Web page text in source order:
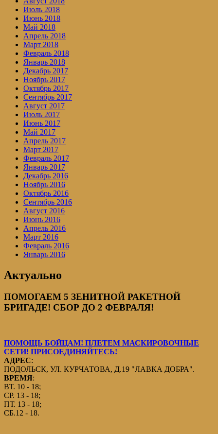
Июль 2018
Июнь 2018
Май 2018
Апрель 2018
Март 2018
Февраль 2018
Январь 2018
Декабрь 2017
Ноябрь 2017
Октябрь 2017
Сентябрь 2017
Август 2017
Июль 2017
Июнь 2017
Май 2017
Апрель 2017
Март 2017
Февраль 2017
Январь 2017
Декабрь 2016
Ноябрь 2016
Октябрь 2016
Сентябрь 2016
Август 2016
Июнь 2016
Апрель 2016
Март 2016
Февраль 2016
Январь 2016
Актуально
ПОМОГАЕМ 5 ЗЕНИТНОЙ РАКЕТНОЙ
БРИГАДЕ! СБОР ДО 2 ФЕВРАЛЯ!
ПОМОЩЬ БОЙЦАМ! ПЛЕТЕМ МАСКИРОВОЧНЫЕ
СЕТИ! ПРИСОЕДИНЯЙТЕСЬ!
АДРЕС:
ПОДОЛЬСК, УЛ. КУРЧАТОВА, Д.19 "ЛАВКА ДОБРА".
ВРЕМЯ:
ВТ. 10 - 18;
СР. 13 - 18;
ПТ. 13 - 18;
СБ.12 - 18.